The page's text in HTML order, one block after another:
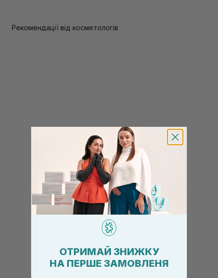
Рекомендації від косметологів
ОТРИМАЙ ЗНИЖКУ
НА ПЕРШЕ ЗАМОВЛЕНЯ